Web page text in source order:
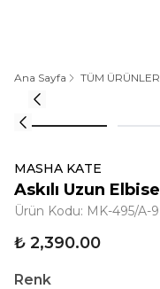
Ana Sayfa TÜM ÜRÜNLER
MASHA KATE
Askılı Uzun Elbise
Ürün Kodu: MK-495/A-9
₺ 2,390.00
Renk